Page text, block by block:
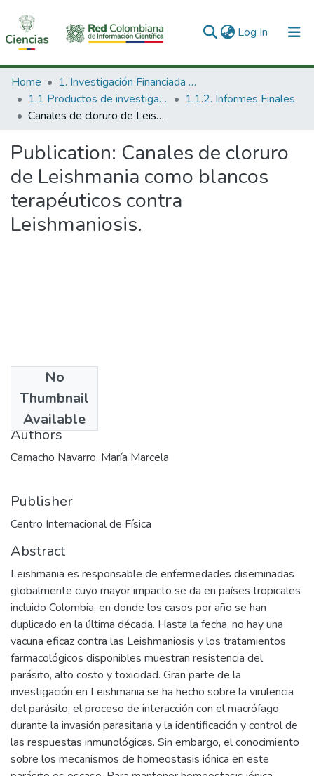
Log In (current)
Communities & Collections
All of DSpace
Home
1. Investigación Financiada con Recursos Públicos
1.1 Productos de investigación
1.1.2. Informes Finales
Canales de cloruro de Leishmania como blancos terapéuticos contra Leishmaniosis.
Publication: Canales de cloruro
de Leishmania como blancos
terapéuticos contra
Leishmaniosis.
No
Thumbnail
Available
2010-03-11
Authors
Camacho Navarro, María Marcela
Publisher
Centro Internacional de Física
Abstract
Leishmania es responsable de enfermedades diseminadas
globalmente cuyo mayor impacto se da en países tropicales
incluido Colombia, en donde los casos por año se han
duplicado en la última década. Hasta la fecha, no hay una
vacuna eficaz contra las Leishmaniosis y los tratamientos
farmacológicos disponibles muestran resistencia del
parásito, alto costo y toxicidad. Gran parte de la
investigación en Leishmania se ha hecho sobre la virulencia
del parásito, el proceso de interacción con el macrófago
durante la invasión parasitaria y la identificación y control de
las respuestas inmunológicas. Sin embargo, el conocimiento
sobre los mecanismos de homeostasis iónica en este